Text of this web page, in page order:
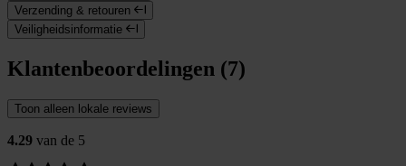
Verzending & retouren
Veiligheidsinformatie
Klantenbeoordelingen (7)
Toon alleen lokale reviews
4.29 van de 5